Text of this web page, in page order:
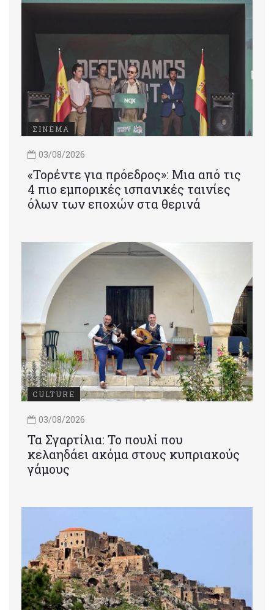
ΣΙΝΕΜΑ
03/08/2026
«Τορέντε για πρόεδρος»: Mια από τις
4 πιο εμπορικές ισπανικές ταινίες
όλων των εποχών στα θερινά
CULTURE
03/08/2026
Τα Σγαρτίλια: Το πουλί που
κελαηδάει ακόμα στους κυπριακούς
γάμους